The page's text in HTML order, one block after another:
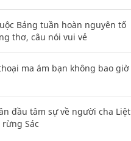
Bảng tuần hoàn nguyên tố
thơ, câu nói vui vẻ
ma ám bạn không bao giờ
đầu tâm sự về người cha Liệt
Sác